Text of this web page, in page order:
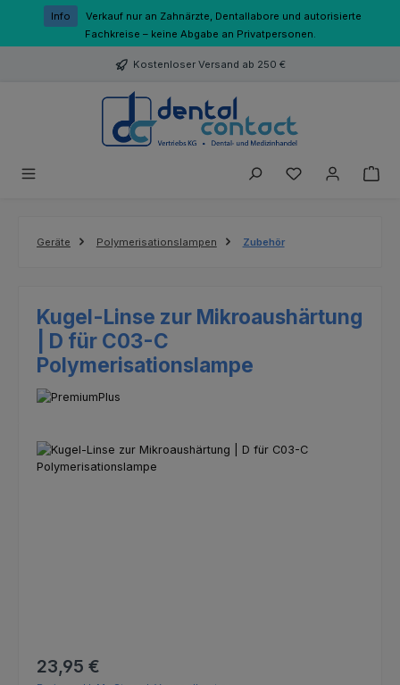
Zum Hauptinhalt springen
Info
Verkauf nur an Zahnärzte, Dentallabore und autorisierte
Fachkreise – keine Abgabe an Privatpersonen.
Kostenloser Versand ab 250 €
Du hast 0
Geräte Polymerisationslampen Zubehör
Kugel-Linse zur Mikroaushärtung
| D für C03-C
Polymerisationslampe
Bildergalerie überspringen
Regulärer Preis:
23,95 €